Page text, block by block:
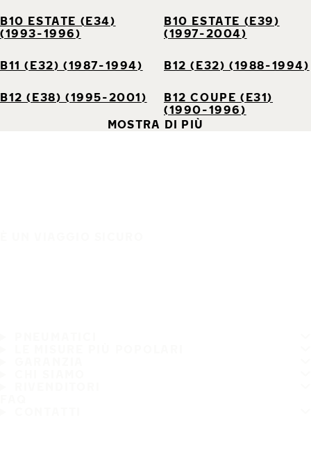
B10 ESTATE (E34)
(1993-1996)
B10 ESTATE (E39)
(1997-2004)
B11 (E32) (1987-1994) B12 (E32) (1988-1994)
B12 (E38) (1995-2001)
B12 COUPE (E31)
(1990-1996)
MOSTRA DI PIÙ